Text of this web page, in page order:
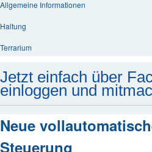
Allgemeine Informationen
Haltung
Terrarium
Jetzt einfach über
einloggen und
Neue
Steuerung